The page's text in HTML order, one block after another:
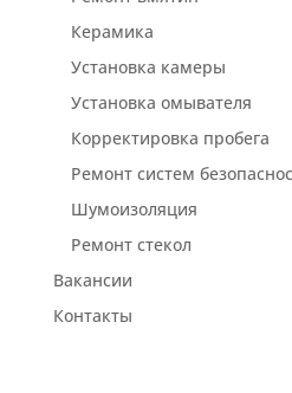
Керамика
Установка камеры
Установка омывателя
Корректировка пробега
Ремонт систем
Шумоизоляция
Ремонт стекол
Вакансии
Контакты